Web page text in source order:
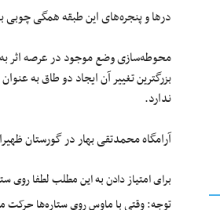
درها و پنجره‌های این طبقه همگی چوبی
محوطه‌سازی وضع موجود در عرصه اثر به
بزرگترین تغییر آن ایجاد دو طاق به
ندارد.
آرامگاه محمدتقی بهار در گورستان
برای امتیاز دادن به این مطلب لطفا روی
توجه: وقتی با ماوس روی ستاره‌ها حرکت